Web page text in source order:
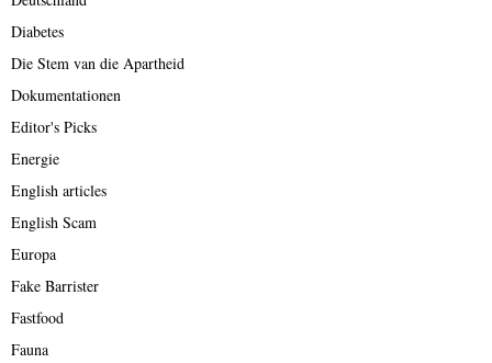
Diabetes
Die Stem van die Apartheid
Dokumentationen
Editor's Picks
Energie
English articles
English Scam
Europa
Fake Barrister
Fastfood
Fauna